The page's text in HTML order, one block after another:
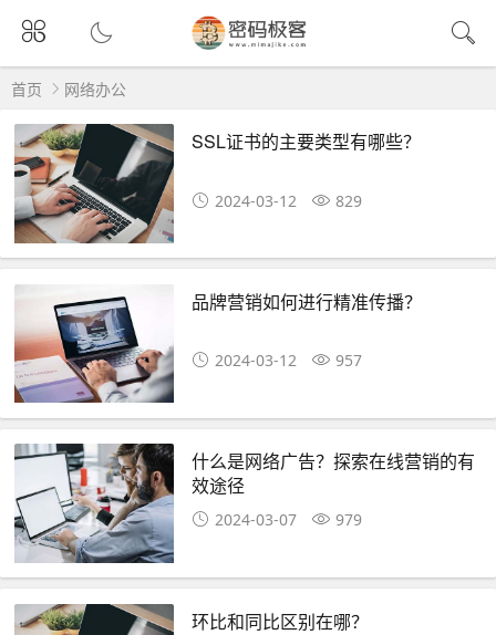
首页 网络办公
SSL证书的主要类型有哪些？
2024-03-12 829
品牌营销如何进行精准传播？
2024-03-12 957
什么是网络广告？探索在线营销的有
效途径
2024-03-07 979
环比和同比区别在哪？